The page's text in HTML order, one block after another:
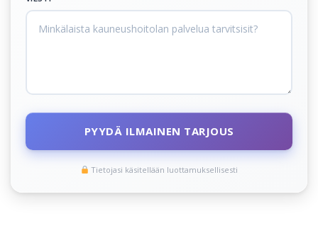
PYYDÄ ILMAINEN TARJOUS
Tietojasi käsitellään luottamuksellisesti